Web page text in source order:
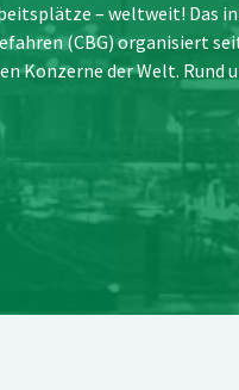
– weltweit! Das
(CBG) organisiert
Konzerne der Welt. Rund